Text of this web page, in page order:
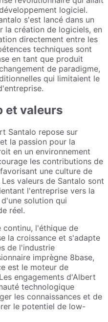
logiciel.
s'est lancé dans un
la création de logiciels, en
directement entre les
techniques sont
en tant que produit
de paradigme,
qui limitaient le
et valeurs
Santalo repose sur
la passion pour la
en un environnement
les contributions de
une culture de
valeurs de Santalo sont
l'entreprise vers la
solution qui
réel.
continu, l'éthique de
la croissance et s'adapte
de l'industrie
imprègne 8base,
est le moteur de
engagements d'Albert
technologique
les connaissances et de
le potentiel de low-